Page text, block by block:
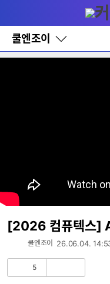
와
홈
쿨엔조이
바
로
[2026 컴퓨텍스]
쿨엔조이 26.06.04.
5